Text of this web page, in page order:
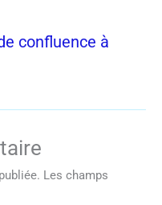
confluence à
Les champs